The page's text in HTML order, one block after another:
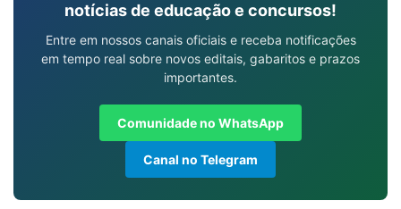
notícias de educação e concursos!
Entre em nossos canais oficiais e receba notificações
em tempo real sobre novos editais, gabaritos e prazos
importantes.
Comunidade no WhatsApp
Canal no Telegram